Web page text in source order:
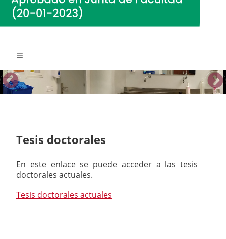
Tesis doctorales
En este enlace se puede acceder a las tesis
doctorales actuales.
Tesis doctorales actuales